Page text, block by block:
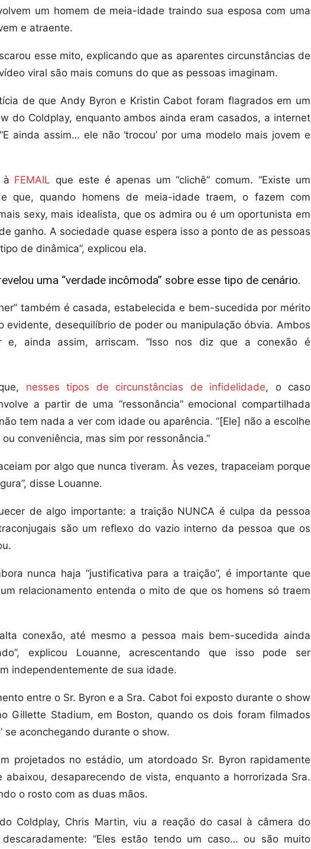
um homem de meia-idade traindo sua esposa com uma
e atraente.
esse mito, explicando que as aparentes circunstâncias de
viral são mais comuns do que as pessoas imaginam.
de que Andy Byron e Kristin Cabot foram flagrados em um
do Coldplay, enquanto ambos ainda eram casados, a internet
ainda assim… ele não ‘trocou’ por uma modelo mais jovem e
à FEMAIL que este é apenas um “clichê” comum. “Existe um
que, quando homens de meia-idade traem, o fazem com
sexy, mais idealista, que os admira ou é um oportunista em
ganho. A sociedade quase espera isso a ponto de as pessoas
de dinâmica”, explicou ela.
uma “verdade incômoda” sobre esse tipo de cenário.
também é casada, estabelecida e bem-sucedida por mérito
evidente, desequilíbrio de poder ou manipulação óbvia. Ambos
e, ainda assim, arriscam. “Isso nos diz que a conexão é
nesses tipos de circunstâncias de infidelidade, o caso
a partir de uma “ressonância” emocional compartilhada
tem nada a ver com idade ou aparência. “[Ele] não a escolhe
conveniência, mas sim por ressonância.”
por algo que nunca tiveram. Às vezes, trapaceiam porque
disse Louanne.
de algo importante: a traição NUNCA é culpa da pessoa
são um reflexo do vazio interno da pessoa que os
nunca haja “justificativa para a traição”, é importante que
relacionamento entenda o mito de que os homens só traem
conexão, até mesmo a pessoa mais bem-sucedida ainda
explicou Louanne, acrescentando que isso pode ser
independentemente de sua idade.
entre o Sr. Byron e a Sra. Cabot foi exposto durante o show
Gillette Stadium, em Boston, quando os dois foram filmados
se aconchegando durante o show.
projetados no estádio, um atordoado Sr. Byron rapidamente
abaixou, desaparecendo de vista, enquanto a horrorizada Sra.
o rosto com as duas mãos.
Coldplay, Chris Martin, viu a reação do casal à câmera do
“Eles estão tendo um caso… ou são muito